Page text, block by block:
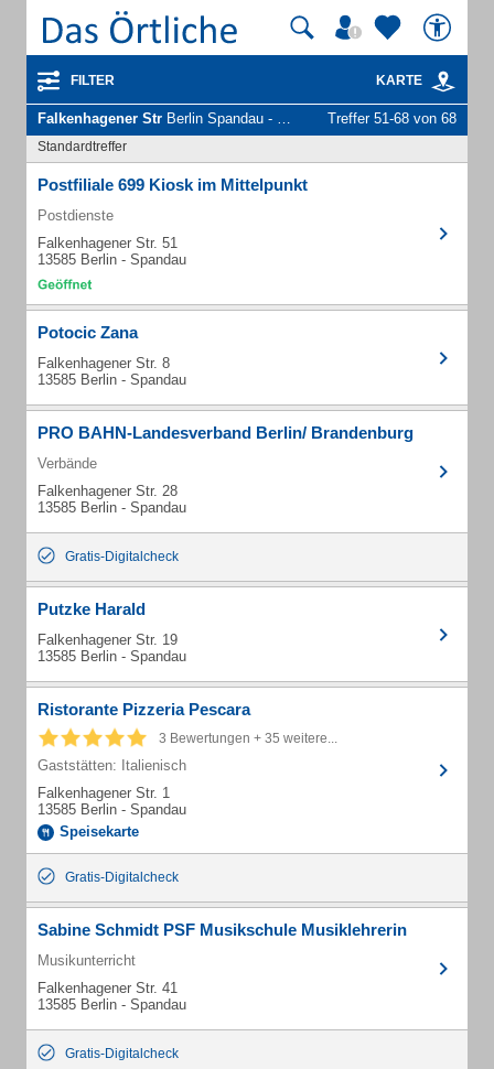
FILTER KARTE
Falkenhagener Str Berlin Spandau - Unternehmen und Personen Treffer 51-68 von 68
Standardtreffer
Postfiliale 699 Kiosk im Mittelpunkt
Postdienste
Falkenhagener Str. 51
13585 Berlin - Spandau
Potocic Zana
Falkenhagener Str. 8
13585 Berlin - Spandau
PRO BAHN-Landesverband Berlin/ Brandenburg
Verbände
Falkenhagener Str. 28
13585 Berlin - Spandau
Gratis-Digitalcheck
Putzke Harald
Falkenhagener Str. 19
13585 Berlin - Spandau
Ristorante Pizzeria Pescara
3 Bewertungen + 35 weitere...
Gaststätten: Italienisch
Falkenhagener Str. 1
13585 Berlin - Spandau
Speisekarte
Gratis-Digitalcheck
Sabine Schmidt PSF Musikschule Musiklehrerin
Musikunterricht
Falkenhagener Str. 41
13585 Berlin - Spandau
Gratis-Digitalcheck